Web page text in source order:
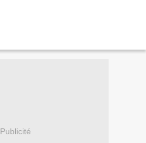
Publicité